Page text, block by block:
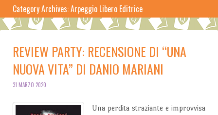
Category Archives:Arpeggio Libero Editrice
REVIEW PARTY: RECENSIONE DI “UNA
NUOVA VITA” DI DANIO MARIANI
31 MARZO 2020
Una perdita straziante e improvvisa